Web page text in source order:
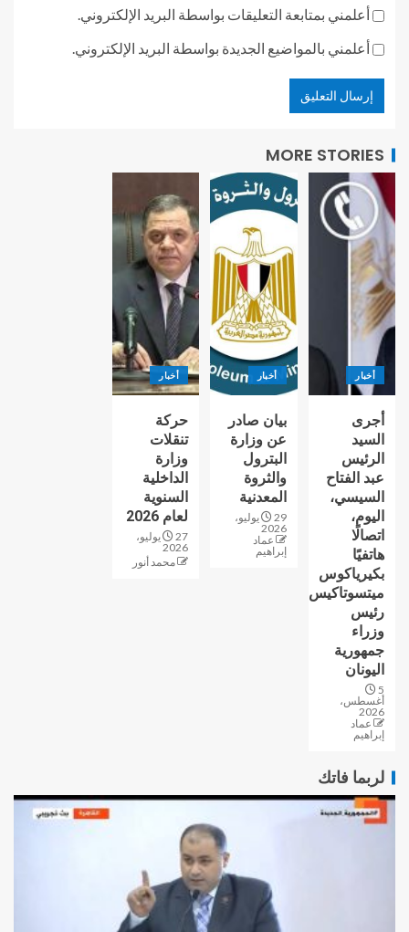
أعلمني بمتابعة التعليقات بواسطة البريد الإلكتروني.
أعلمني بالمواضيع الجديدة بواسطة البريد الإلكتروني.
MORE STORIES
أخبار
أجرى
السيد
الرئيس
عبد الفتاح
السيسي،
اليوم،
اتصالًا
هاتفيًا
بكيرياكوس
ميتسوتاكيس
رئيس
وزراء
جمهورية
اليونان
5
أغسطس،
2026
عماد
إبراهيم
أخبار
بيان صادر
عن وزارة
البترول
والثروة
المعدنية
29 يوليو،
2026
عماد
إبراهيم
أخبار
حركة
تنقلات
وزارة
الداخلية
السنوية
لعام 2026
27 يوليو،
2026
محمد أنور
لربما فاتك